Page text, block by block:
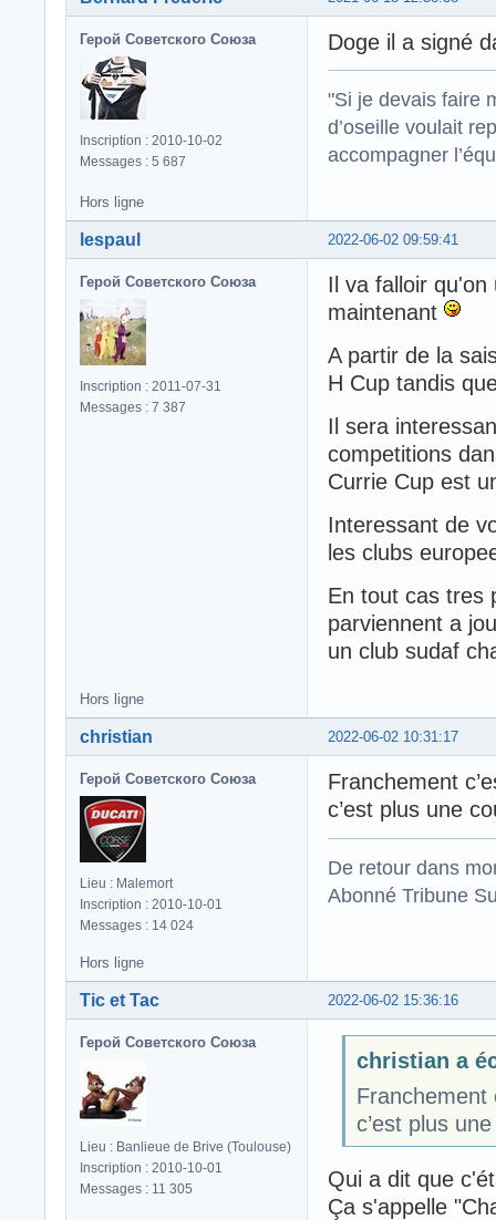
Герой Советского Союза
Inscription : 2010-10-02
Messages : 5 687
Doge il a signé
"Si je devais faire
d’oseille voulait
accompagner
Hors ligne
2022-06-02 09:59:41
lespaul
Герой Советского Союза
Inscription : 2011-07-31
Messages : 7 387
Il va falloir qu'on
maintenant
A partir de la
H Cup tandis
Il sera
competitions
Currie Cup est
Interessant de
les clubs
En tout cas tres
parviennent a
un club sudaf
Hors ligne
2022-06-02 10:31:17
christian
Герой Советского Союза
Lieu : Malemort
Inscription : 2010-10-01
Messages : 14 024
Franchement
c’est plus une
De retour dans
Abonné Tribune
Hors ligne
2022-06-02 15:36:16
Tic et Tac
Герой Советского Союза
Lieu : Banlieue de Brive (Toulouse)
Inscription : 2010-10-01
Messages : 11 305
christian a
Franchement
c’est plus
Qui a dit que
Ça s'appelle